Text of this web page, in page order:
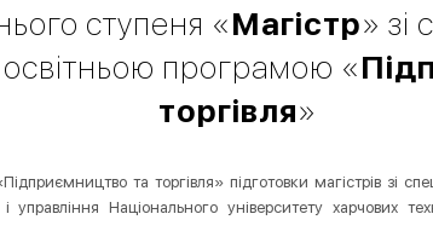
ступеня «Магістр» зі
освітньою програмою «
торгівля»
та торгівля» підготовки магістрів зі
управління Національного університету харчових